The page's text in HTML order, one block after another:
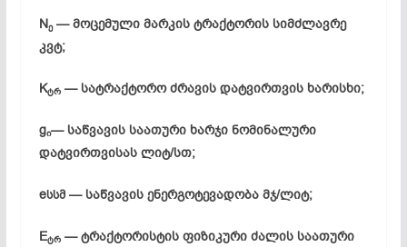
Nე— მოცემული მარკის ტრაქტორის სიმძლავრე
კვტ;
Kტრ— სატრაქტორო ძრავის დატვირთვის ხარისხი;
gი— საწვავის საათური ხარჯი ნომინალური
დატვირთვისას ლიტ/სთ;
eსსმ— საწვავის ენერგოტევადობა მჯ/ლიტ;
Eტრ— ტრაქტორისტის ფიზიკური ძალის საათური